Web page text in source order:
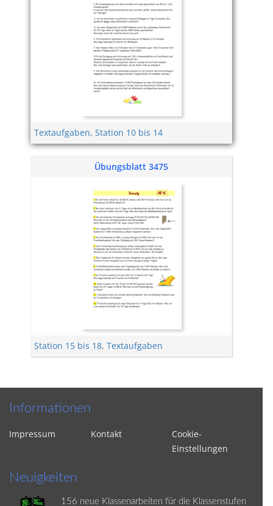
Textaufgaben, Station 10 bis 14
Übungsblatt 3475
Station 15 bis 18, Textaufgaben
Informationen
Impressum Kontakt
Cookie-
Einstellungen
Neuigkeiten
156 neue Klassenarbeiten für die Klassenstufen